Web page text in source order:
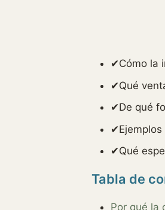
✔Cómo la
✔Qué
✔De qué
✔
✔Qué
Tabla de
Por qué la